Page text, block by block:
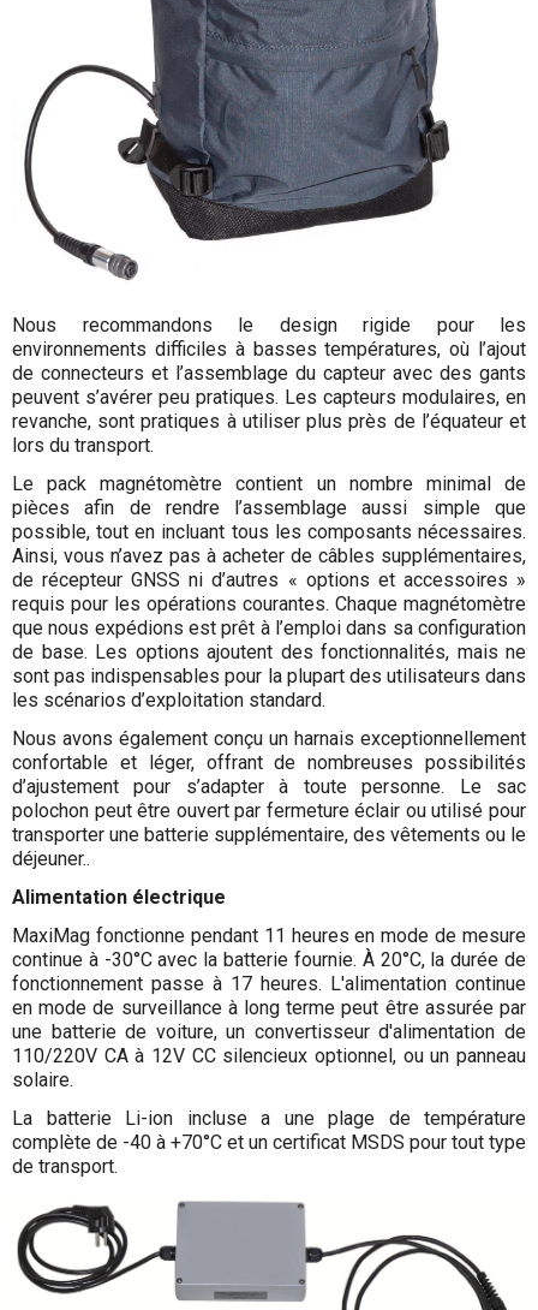
Nous recommandons le design rigide pour les
environnements difficiles à basses températures, où l’ajout
de connecteurs et l’assemblage du capteur avec des gants
peuvent s’avérer peu pratiques. Les capteurs modulaires, en
revanche, sont pratiques à utiliser plus près de l’équateur et
lors du transport.
Le pack magnétomètre contient un nombre minimal de
pièces afin de rendre l’assemblage aussi simple que
possible, tout en incluant tous les composants nécessaires.
Ainsi, vous n’avez pas à acheter de câbles supplémentaires,
de récepteur GNSS ni d’autres « options et accessoires »
requis pour les opérations courantes. Chaque magnétomètre
que nous expédions est prêt à l’emploi dans sa configuration
de base. Les options ajoutent des fonctionnalités, mais ne
sont pas indispensables pour la plupart des utilisateurs dans
les scénarios d’exploitation standard.
Nous avons également conçu un harnais exceptionnellement
confortable et léger, offrant de nombreuses possibilités
d’ajustement pour s’adapter à toute personne. Le sac
polochon peut être ouvert par fermeture éclair ou utilisé pour
transporter une batterie supplémentaire, des vêtements ou le
déjeuner..
Alimentation électrique
MaxiMag fonctionne pendant 11 heures en mode de mesure
continue à -30°C avec la batterie fournie. À 20°C, la durée de
fonctionnement passe à 17 heures. L'alimentation continue
en mode de surveillance à long terme peut être assurée par
une batterie de voiture, un convertisseur d'alimentation de
110/220V CA à 12V CC silencieux optionnel, ou un panneau
solaire.
La batterie Li-ion incluse a une plage de température
complète de -40 à +70°C et un certificat MSDS pour tout type
de transport.